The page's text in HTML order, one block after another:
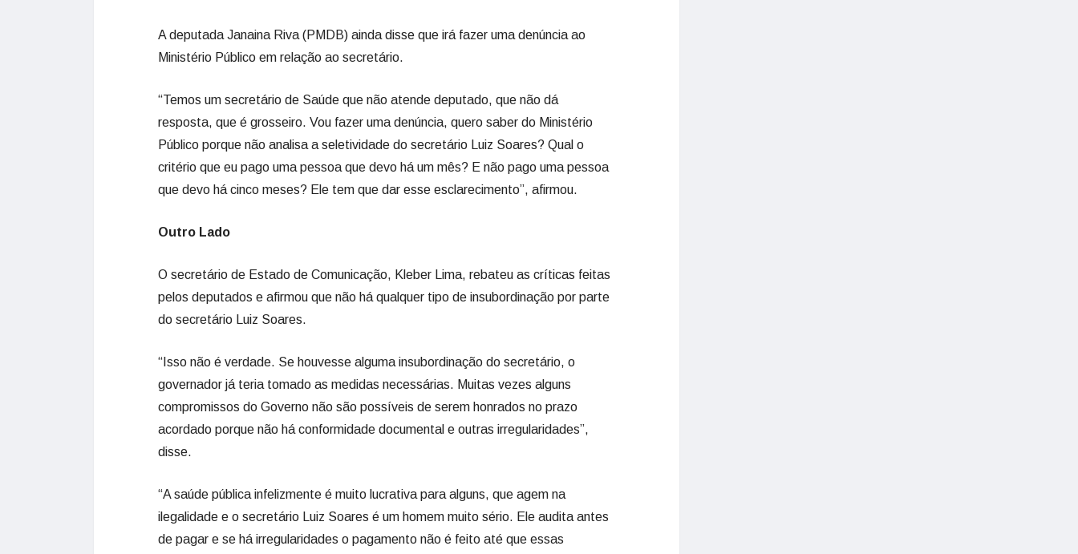
A deputada Janaina Riva (PMDB) ainda disse que irá fazer uma denúncia ao
Ministério Público em relação ao secretário.
“Temos um secretário de Saúde que não atende deputado, que não dá
resposta, que é grosseiro. Vou fazer uma denúncia, quero saber do Ministério
Público porque não analisa a seletividade do secretário Luiz Soares? Qual o
critério que eu pago uma pessoa que devo há um mês? E não pago uma pessoa
que devo há cinco meses? Ele tem que dar esse esclarecimento”, afirmou.
Outro Lado
O secretário de Estado de Comunicação, Kleber Lima, rebateu as críticas feitas
pelos deputados e afirmou que não há qualquer tipo de insubordinação por parte
do secretário Luiz Soares.
“Isso não é verdade. Se houvesse alguma insubordinação do secretário, o
governador já teria tomado as medidas necessárias. Muitas vezes alguns
compromissos do Governo não são possíveis de serem honrados no prazo
acordado porque não há conformidade documental e outras irregularidades”,
disse.
“A saúde pública infelizmente é muito lucrativa para alguns, que agem na
ilegalidade e o secretário Luiz Soares é um homem muito sério. Ele audita antes
de pagar e se há irregularidades o pagamento não é feito até que essas